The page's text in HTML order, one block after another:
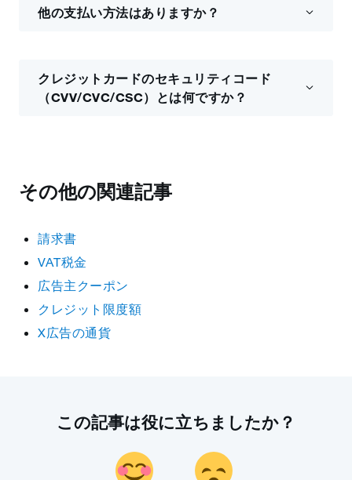
他の支払い方法はありますか？
クレジットカードのセキュリティコード
（CVV/CVC/CSC）とは何ですか？
その他の関連記事
請求書
VAT税金
広告主クーポン
クレジット限度額
X広告の通貨
この記事は役に立ちましたか？